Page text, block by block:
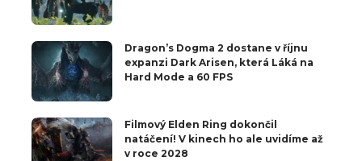
Dragon’s Dogma 2 dostane v říjnu
expanzi Dark Arisen, která Láká na
Hard Mode a 60 FPS
Filmový Elden Ring dokončil
natáčení! V kinech ho ale uvidíme až
v roce 2028